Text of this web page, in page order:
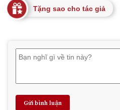
Tặng sao cho tác giả
Gửi bình luận